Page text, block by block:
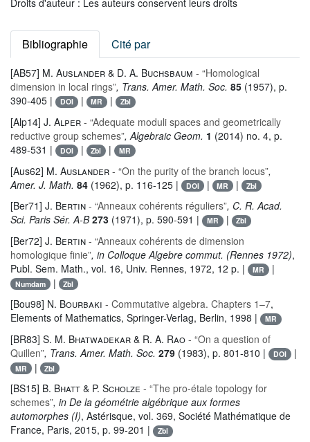
Droits d'auteur : Les auteurs conservent leurs droits
Bibliographie Cité par
[AB57] M. Auslander & D. A. Buchsbaum - “Homological
dimension in local rings”, Trans. Amer. Math. Soc. 85 (1957), p.
390-405 |
DOI | MR | Zbl
[Alp14] J. Alper - “Adequate moduli spaces and geometrically
reductive group schemes”, Algebraic Geom. 1 (2014) no. 4, p.
489-531 |
DOI | Zbl | MR
[Aus62] M. Auslander - “On the purity of the branch locus”,
Amer. J. Math. 84 (1962), p. 116-125 | DOI | MR | Zbl
[Ber71] J. Bertin - “Anneaux cohérents réguliers”, C. R. Acad.
Sci. Paris Sér. A-B273 (1971), p. 590-591 | MR | Zbl
[Ber72] J. Bertin - “Anneaux cohérents de dimension
homologique finie”, in Colloque Algebre commut. (Rennes 1972),
Publ. Sem. Math., vol. 16, Univ. Rennes, 1972, 12 p. | MR |
Numdam | Zbl
[Bou98] N. Bourbaki - Commutative algebra. Chapters 1–7,
Elements of Mathematics, Springer-Verlag, Berlin, 1998 | MR
[BR83] S. M. Bhatwadekar & R. A. Rao - “On a question of
Quillen”, Trans. Amer. Math. Soc. 279 (1983), p. 801-810 | DOI |
MR | Zbl
[BS15] B. Bhatt & P. Scholze - “The pro-étale topology for
schemes”, in De la géométrie algébrique aux formes
automorphes (I), Astérisque, vol. 369, Société Mathématique de
France, Paris, 2015, p. 99-201 |
Zbl